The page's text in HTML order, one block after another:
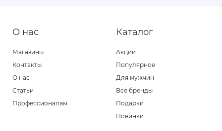
О нас
Магазины
Контакты
О нас
Статьи
Профессионалам
Каталог
Акции
Популярное
Для мужчин
Все бренды
Подарки
Новинки